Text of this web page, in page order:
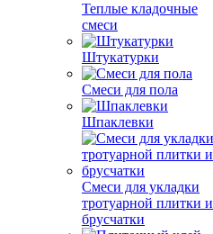
Теплые кладочные
смеси
Штукатурки
Смеси для пола
Шпаклевки
Смеси для укладки
тротуарной плитки и
брусчатки